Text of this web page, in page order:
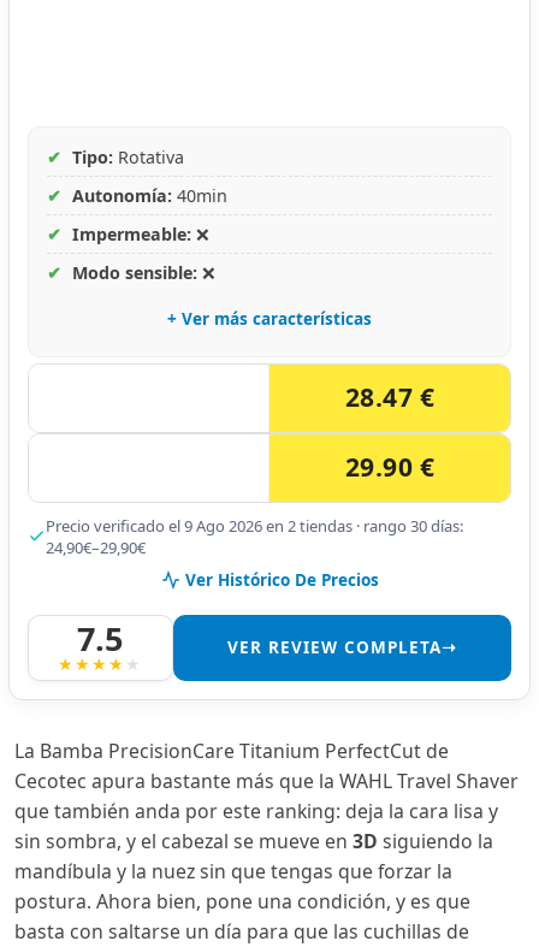
✔ Tipo: Rotativa
✔ Autonomía: 40min
✔ Impermeable: ❌
✔ Modo sensible: ❌
+ Ver más características
28.47 €
29.90 €
Precio verificado el 9 Ago 2026 en 2 tiendas · rango 30 días:
24,90€–29,90€
Ver Histórico De Precios
7.5 VER REVIEW COMPLETA➝
La Bamba PrecisionCare Titanium PerfectCut de
Cecotec apura bastante más que la WAHL Travel Shaver
que también anda por este ranking: deja la cara lisa y
sin sombra, y el cabezal se mueve en 3D siguiendo la
mandíbula y la nuez sin que tengas que forzar la
postura. Ahora bien, pone una condición, y es que
basta con saltarse un día para que las cuchillas de